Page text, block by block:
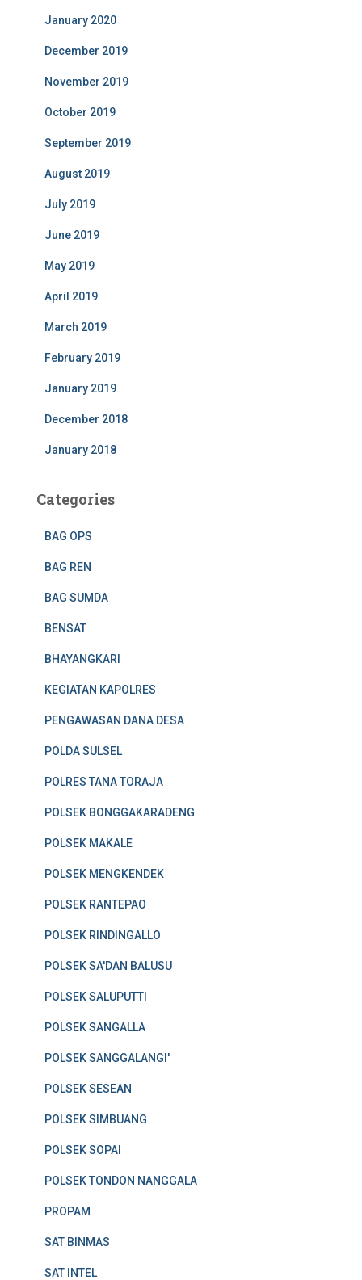
January 2020
December 2019
November 2019
October 2019
September 2019
August 2019
July 2019
June 2019
May 2019
April 2019
March 2019
February 2019
January 2019
December 2018
January 2018
Categories
BAG OPS
BAG REN
BAG SUMDA
BENSAT
BHAYANGKARI
KEGIATAN KAPOLRES
PENGAWASAN DANA DESA
POLDA SULSEL
POLRES TANA TORAJA
POLSEK BONGGAKARADENG
POLSEK MAKALE
POLSEK MENGKENDEK
POLSEK RANTEPAO
POLSEK RINDINGALLO
POLSEK SA'DAN BALUSU
POLSEK SALUPUTTI
POLSEK SANGALLA
POLSEK SANGGALANGI'
POLSEK SESEAN
POLSEK SIMBUANG
POLSEK SOPAI
POLSEK TONDON NANGGALA
PROPAM
SAT BINMAS
SAT INTEL